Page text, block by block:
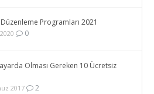
Düzenleme Programları 2021
0
Olması Gereken 10 Ücretsiz
2017 2